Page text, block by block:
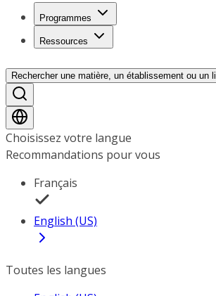
Programmes
Ressources
Rechercher une matière, un établissement ou un
Choisissez votre langue
Recommandations pour vous
Français
English (US)
Toutes les langues